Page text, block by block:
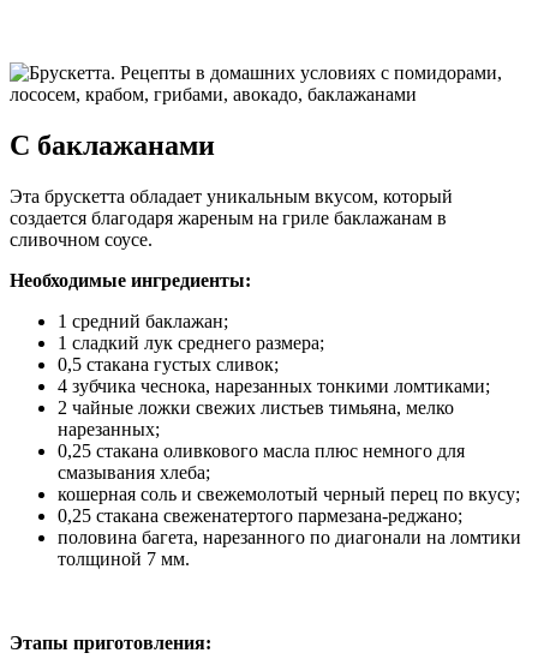
С баклажанами
Эта брускетта обладает уникальным вкусом, который
создается благодаря жареным на гриле баклажанам в
сливочном соусе.
Необходимые ингредиенты:
1 средний баклажан;
1 сладкий лук среднего размера;
0,5 стакана густых сливок;
4 зубчика чеснока, нарезанных тонкими ломтиками;
2 чайные ложки свежих листьев тимьяна, мелко
нарезанных;
0,25 стакана оливкового масла плюс немного для
смазывания хлеба;
кошерная соль и свежемолотый черный перец по вкусу;
0,25 стакана свеженатертого пармезана-реджано;
половина багета, нарезанного по диагонали на ломтики
толщиной 7 мм.
Этапы приготовления: